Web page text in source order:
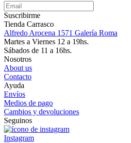
Suscribirme
Tienda Carrasco
Alfredo Arocena 1571 Galería Roma
Martes a Viernes 12 a 19hs.
Sábados de 11 a 16hs.
Nosotros
About us
Contacto
Ayuda
Envíos
Medios de pago
Cambios y devoluciones
Seguinos
Instagram